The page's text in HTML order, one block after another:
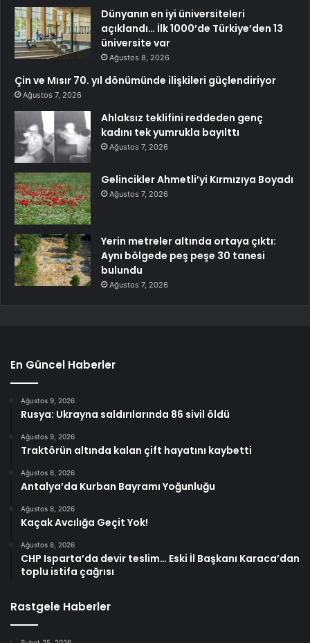
Dünyanın en iyi üniversiteleri
açıklandı… İlk 1000’de Türkiye’den 13
üniversite var
Ağustos 8, 2026
Çin ve Mısır 70. yıl dönümünde ilişkileri güçlendiriyor
Ağustos 7, 2026
Ahlaksız teklifini reddeden genç
kadını tek yumrukla bayılttı
Ağustos 7, 2026
Gelincikler Ahmetli’yi Kırmızıya Boyadı
Ağustos 7, 2026
Yerin metreler altında ortaya çıktı:
Aynı bölgede peş peşe 30 tanesi
bulundu
Ağustos 7, 2026
En Güncel Haberler
Ağustos 9, 2026
Rusya: Ukrayna saldırılarında 86 sivil öldü
Ağustos 9, 2026
Traktörün altında kalan çift hayatını kaybetti
Ağustos 8, 2026
Antalya’da Kurban Bayramı Yoğunluğu
Ağustos 8, 2026
Kaçak Avcılığa Geçit Yok!
Ağustos 8, 2026
CHP Isparta’da devir teslim… Eski İl Başkanı Karaca’dan
toplu istifa çağrısı
Rastgele Haberler